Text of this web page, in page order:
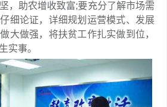
，助农增收致富;要充分了解市场需
细论证，详细规划运营模式、发展
大做强，将扶贫工作扎实做到位，
实事。